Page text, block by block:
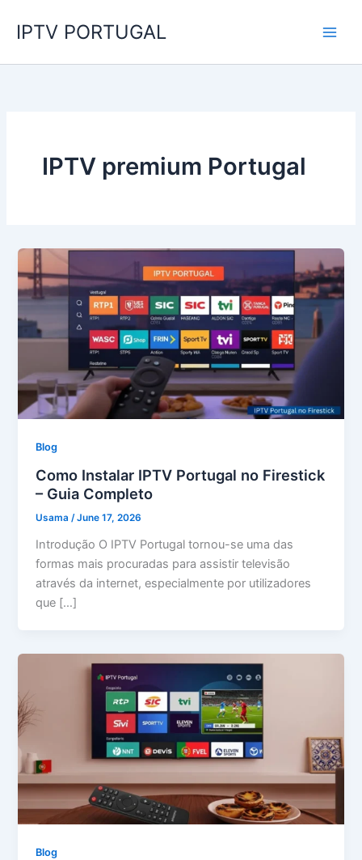
IPTV PORTUGAL
IPTV premium Portugal
Blog
Como Instalar IPTV Portugal no Firestick
– Guia Completo
Usama/June 17, 2026
Introdução O IPTV Portugal tornou-se uma das
formas mais procuradas para assistir televisão
através da internet, especialmente por utilizadores
que […]
Blog